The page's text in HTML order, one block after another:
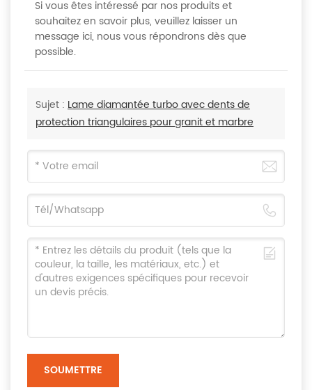
Si vous êtes intéressé par nos produits et
souhaitez en savoir plus, veuillez laisser un
message ici, nous vous répondrons dès que
possible.
Sujet : Lame diamantée turbo avec dents de
protection triangulaires pour granit et marbre
SOUMETTRE